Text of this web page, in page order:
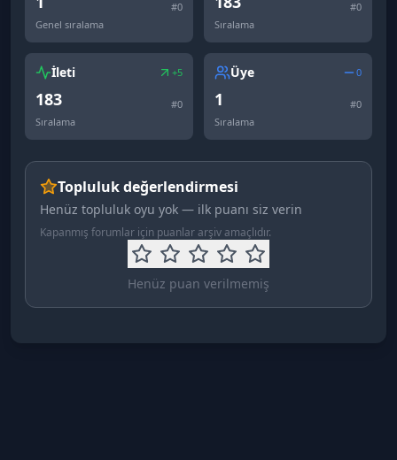
#0
Genel sıralama
#0
Sıralama
İleti +5
183 #0
Sıralama
Üye 0
1 #0
Sıralama
Topluluk değerlendirmesi
Henüz topluluk oyu yok — ilk puanı siz verin
Kapanmış forumlar için puanlar arşiv amaçlıdır.
Henüz puan verilmemiş